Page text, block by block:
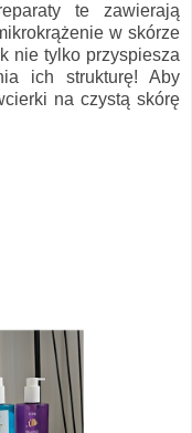
te zawierają
w skórze
nie tylko przyspiesza
ich strukturę! Aby
na czystą skórę